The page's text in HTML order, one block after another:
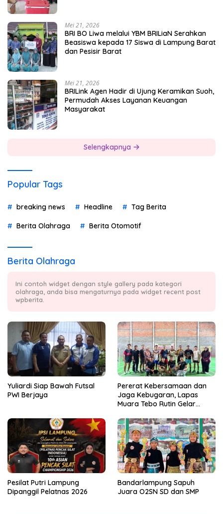
Mei 21, 2026
BRI BO Liwa melalui YBM BRILiaN Serahkan
Beasiswa kepada 17 Siswa di Lampung Barat
dan Pesisir Barat
Mei 21, 2026
BRILink Agen Hadir di Ujung Keramikan Suoh,
Permudah Akses Layanan Keuangan
Masyarakat
Selengkapnya
Popular Tags
breaking news Headline Tag Berita
Berita Olahraga Berita Otomotif
Berita Olahraga
Ini contoh widget dengan style gallery pada kategori
olahraga, anda bisa mengaturnya pada widget recent post
wpberita.
Yuliardi Siap Bawah Futsal
PWI Berjaya
Pererat Kebersamaan dan
Jaga Kebugaran, Lapas
Muara Tebo Rutin Gelar
Pesilat Putri Lampung
Dipanggil Pelatnas 2026
Bandarlampung Sapuh
Juara O2SN SD dan SMP